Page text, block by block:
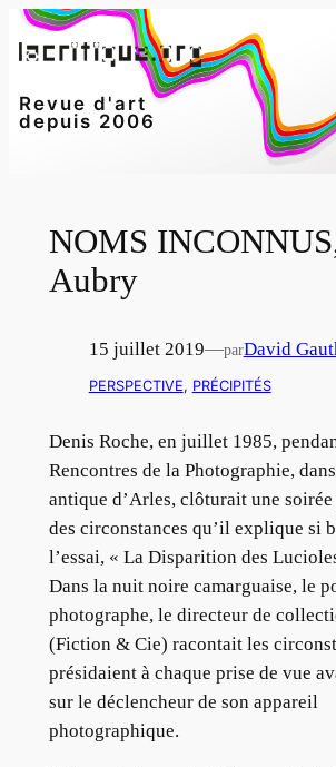
Aller
au
Revue d'art
depuis 2006
NOMS
Aubry
15 juillet 2019—parDavid
PERSPECTIVE, PRÉCIPITÉS
Denis Roche, en juillet 1985,
Rencontres de la Photographie,
antique d’Arles, clôturait une
des circonstances qu’il explique si
l’essai, « La Disparition des
Dans la nuit noire camarguaise, le
photographe, le directeur de
(Fiction & Cie) racontait les
présidaient à chaque prise de vue
sur le déclencheur de son appareil
photographique.